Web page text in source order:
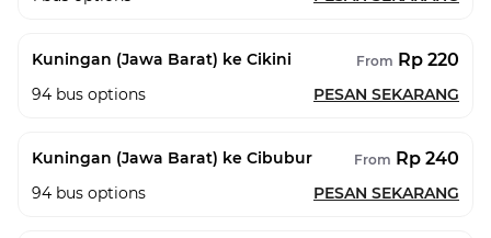
Kuningan (Jawa Barat) ke Cikini From Rp 220
94 bus options PESAN SEKARANG
Kuningan (Jawa Barat) ke Cibubur From Rp 240
94 bus options PESAN SEKARANG